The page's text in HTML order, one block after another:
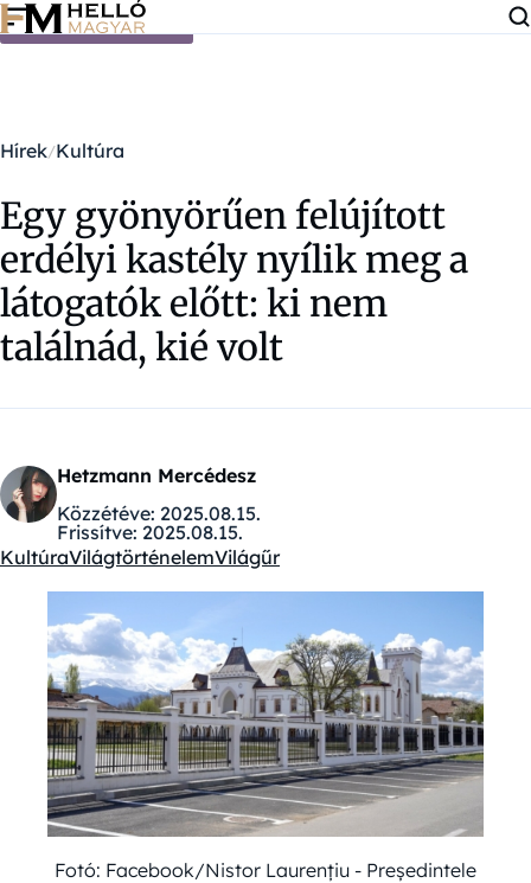
Ugrás a tartalomra
Hírek Kultúra
Egy gyönyörűen felújított
erdélyi kastély nyílik meg a
látogatók előtt: ki nem
találnád, kié volt
Hetzmann Mercédesz
Közzétéve: 2025.08.15.
Frissítve: 2025.08.15.
Kategóriák:
KultúraVilágtörténelemVilágűr
Fotó: Facebook/Nistor Laurențiu - Președintele